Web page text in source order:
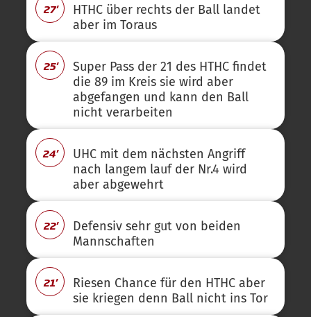
27'
HTHC über rechts der Ball landet
aber im Toraus
25'
Super Pass der 21 des HTHC findet
die 89 im Kreis sie wird aber
abgefangen und kann den Ball
nicht verarbeiten
24'
UHC mit dem nächsten Angriff
nach langem lauf der Nr.4 wird
aber abgewehrt
22'
Defensiv sehr gut von beiden
Mannschaften
21'
Riesen Chance für den HTHC aber
sie kriegen denn Ball nicht ins Tor